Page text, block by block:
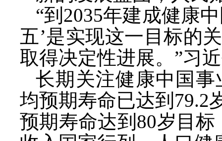
“到2035年建成健康
五’是实现这一目标的
取得决定性进展。”习
长期关注健康中国
均预期寿命已达到79.2
预期寿命达到80岁目